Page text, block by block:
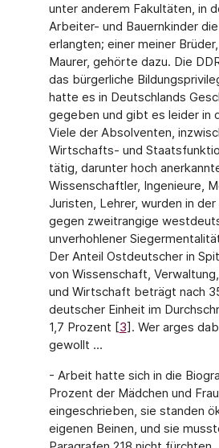
unter anderem Fakultäten, in
Arbeiter- und Bauernkinder
erlangten; einer meiner
Maurer, gehörte dazu. Die
das bürgerliche
hatte es in Deutschlands
gegeben und gibt es leider in
Viele der Absolventen,
Wirtschafts- und
tätig, darunter hoch
Wissenschaftler, Ingenieure,
Juristen, Lehrer, wurden in
gegen zweitrangige
unverhohlener
Der Anteil Ostdeutscher in
von Wissenschaft,
und Wirtschaft beträgt nach
deutscher Einheit im
1,7 Prozent [3]. Wer arges
gewollt ...
- Arbeit hatte sich in die
Prozent der Mädchen und
eingeschrieben, sie standen
eigenen Beinen, und sie